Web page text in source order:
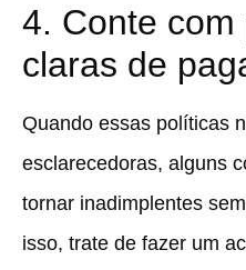
4. Conte com
claras de
Quando essas políticas
esclarecedoras, alguns
tornar inadimplentes
isso, trate de fazer um